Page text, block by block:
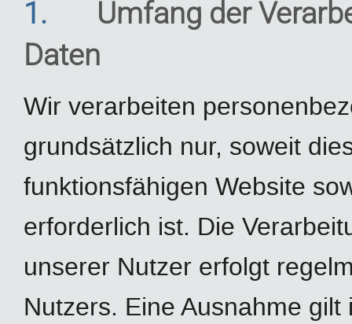
1.
Umfang der
Daten
Wir verarbeiten
grundsätzlich nur, soweit
funktionsfähigen Website
erforderlich ist. Die
unserer Nutzer erfolgt
Nutzers. Eine Ausnahme